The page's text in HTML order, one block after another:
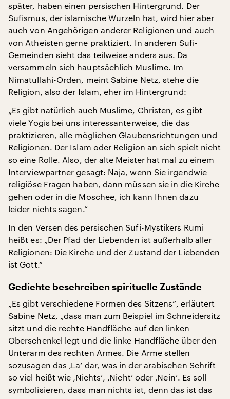
später, haben einen persischen Hintergrund. Der
Sufismus, der islamische Wurzeln hat, wird hier aber
auch von Angehörigen anderer Religionen und auch
von Atheisten gerne praktiziert. In anderen Sufi-
Gemeinden sieht das teilweise anders aus. Da
versammeln sich hauptsächlich Muslime. Im
Nimatullahi-Orden, meint Sabine Netz, stehe die
Religion, also der Islam, eher im Hintergrund:
„Es gibt natürlich auch Muslime, Christen, es gibt
viele Yogis bei uns interessanterweise, die das
praktizieren, alle möglichen Glaubensrichtungen und
Religionen. Der Islam oder Religion an sich spielt nicht
so eine Rolle. Also, der alte Meister hat mal zu einem
Interviewpartner gesagt: Naja, wenn Sie irgendwie
religiöse Fragen haben, dann müssen sie in die Kirche
gehen oder in die Moschee, ich kann Ihnen dazu
leider nichts sagen.“
In den Versen des persischen Sufi-Mystikers Rumi
heißt es: „Der Pfad der Liebenden ist außerhalb aller
Religionen: Die Kirche und der Zustand der Liebenden
ist Gott.“
Gedichte beschreiben spirituelle Zustände
„Es gibt verschiedene Formen des Sitzens“, erläutert
Sabine Netz, „dass man zum Beispiel im Schneidersitz
sitzt und die rechte Handfläche auf den linken
Oberschenkel legt und die linke Handfläche über den
Unterarm des rechten Armes. Die Arme stellen
sozusagen das ‚La‘ dar, was in der arabischen Schrift
so viel heißt wie ‚Nichts‘, ‚Nicht‘ oder ‚Nein‘. Es soll
symbolisieren, dass man nichts ist, denn das ist das